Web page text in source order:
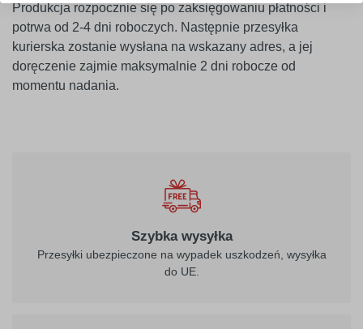
Produkcja rozpocznie się po zaksięgowaniu płatności i
potrwa od 2-4 dni roboczych. Następnie przesyłka
kurierska zostanie wysłana na wskazany adres, a jej
doręczenie zajmie maksymalnie 2 dni robocze od
momentu nadania.
Szybka wysyłka
Przesyłki ubezpieczone na wypadek uszkodzeń, wysyłka
do UE.